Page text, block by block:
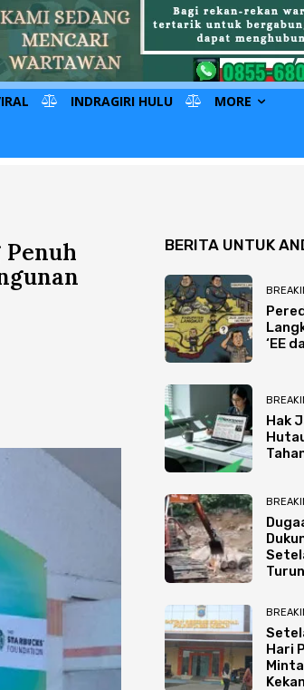
INDRAGIRI HULU MORE
BERITA UNTUK
‘EE
Hak
Hari